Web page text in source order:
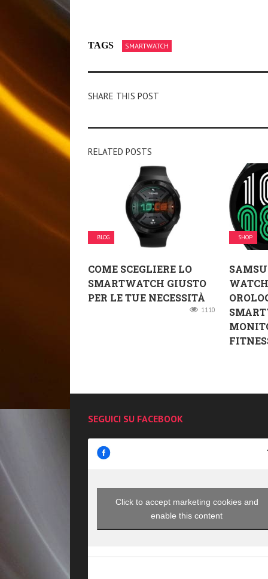
TAGS SMARTWATCH
SHARE THIS POST
RELATED POSTS
BLOG
COME SCEGLIERE LO
SMARTWATCH GIUSTO
PER LE TUE NECESSITÀ
1110
SHOP
SEGUICI SU FACEBOOK
Click to accept marketing cookies and
enable this content